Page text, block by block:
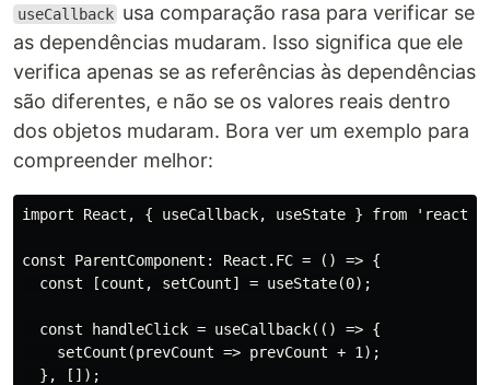
useCallback usa comparação rasa para verificar se
as dependências mudaram. Isso significa que ele
verifica apenas se as referências às dependências
são diferentes, e não se os valores reais dentro
dos objetos mudaram. Bora ver um exemplo para
compreender melhor:
import React, { useCallback, useState } from 'react';
const ParentComponent: React.FC = () => {
  const [count, setCount] = useState(0);
  const handleClick = useCallback(() => {
    setCount(prevCount => prevCount + 1);
  }, []);